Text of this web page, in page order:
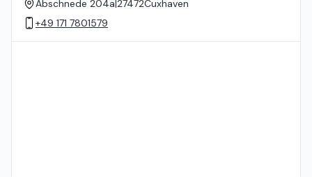
Abschnede 204a|27472Cuxhaven
+49 171 7801579